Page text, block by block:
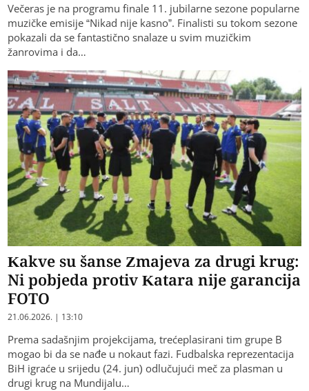
Večeras je na programu finale 11. jubilarne sezone popularne
muzičke emisije “Nikad nije kasno”. Finalisti su tokom sezone
pokazali da se fantastično snalaze u svim muzičkim
žanrovima i da…
Kakve su šanse Zmajeva za drugi krug:
Ni pobjeda protiv Katara nije garancija
FOTO
21.06.2026. | 13:10
Prema sadašnjim projekcijama, trećeplasirani tim grupe B
mogao bi da se nađe u nokaut fazi. Fudbalska reprezentacija
BiH igraće u srijedu (24. jun) odlučujući meč za plasman u
drugi krug na Mundijalu…